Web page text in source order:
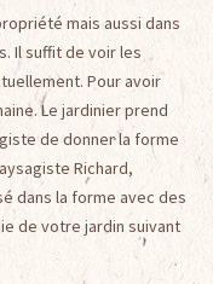
mais aussi dans
Il suffit de voir les
Pour avoir
Le jardinier prend
de donner la forme
Richard,
dans la forme avec des
de votre jardin suivant